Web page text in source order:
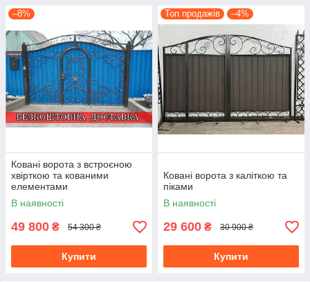
–8%
Ковані ворота з встроєною
хвірткою та кованими
елементами
В наявності
49 800 ₴ 54 300 ₴
Купити
Топ продажів –4%
Ковані ворота з каліткою та
піками
В наявності
29 600 ₴ 30 900 ₴
Купити